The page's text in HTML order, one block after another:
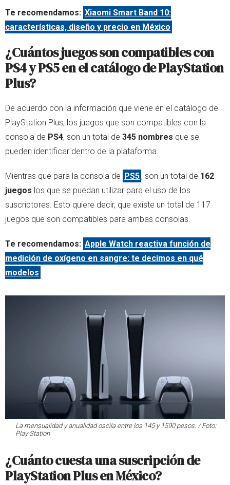
Te recomendamos: Xiaomi Smart Band 10:
características, diseño y precio en México
¿Cuántos juegos son compatibles con
PS4 y PS5 en el catálogo de PlayStation
Plus?
De acuerdo con la información que viene en el catálogo de
PlayStation Plus, los juegos que son compatibles con la
consola de PS4, son un total de 345 nombres que se
pueden identificar dentro de la plataforma.
Mientras que para la consola de PS5 , son un total de 162
juegos los que se puedan utilizar para el uso de los
suscriptores. Esto quiere decir, que existe un total de 117
juegos que son compatibles para ambas consolas.
Te recomendamos: Apple Watch reactiva función de
medición de oxígeno en sangre: te decimos en qué
modelos
La mensualidad y anualidad oscila entre los 145 y 1590 pesos. / Foto:
Play Station
¿Cuánto cuesta una suscripción de
PlayStation Plus en México?